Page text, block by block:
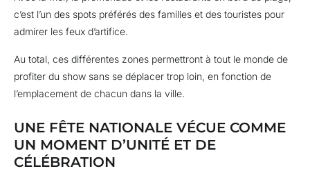
c’est l’un des spots préférés des familles et des touristes pour
admirer les feux d’artifice.
Au total, ces différentes zones permettront à tout le monde de
profiter du show sans se déplacer trop loin, en fonction de
l’emplacement de chacun dans la ville.
UNE FÊTE NATIONALE VÉCUE COMME
UN MOMENT D’UNITÉ ET DE
CÉLÉBRATION